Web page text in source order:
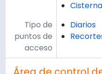
Tipo de
puntos de
acceso
Diarios